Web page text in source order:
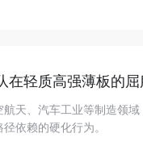
在轻质高强薄板的
天、汽车工业等制造领
依赖的硬化行为。